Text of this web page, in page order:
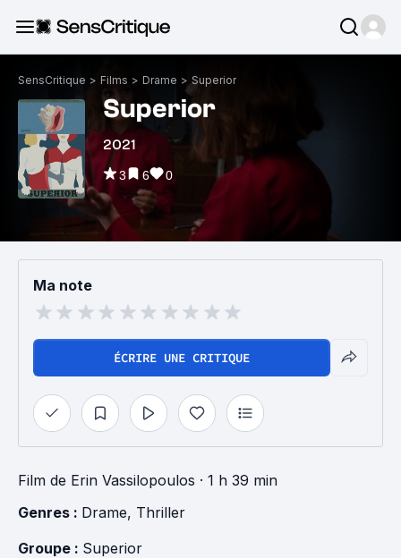
SensCritique > Films > Drame > Superior
Superior
2021
3 6 0
Ma note
ÉCRIRE UNE CRITIQUE
Film de Erin Vassilopoulos · 1 h 39 min
Genres : Drame, Thriller
Groupe : Superior